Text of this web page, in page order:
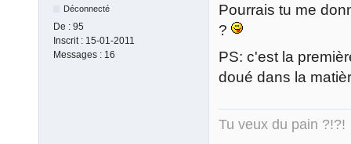
Déconnecté
De : 95
Inscrit : 15-01-2011
Messages : 16
Pourrais tu me
?
PS: c'est la
doué dans la
Tu veux du pain ?!?!